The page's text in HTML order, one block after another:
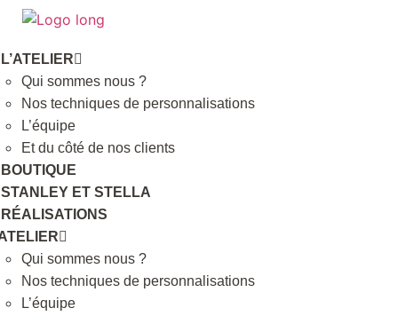
L’ATELIER
Qui sommes nous ?
Nos techniques de personnalisations
L’équipe
Et du côté de nos clients
BOUTIQUE
STANLEY ET STELLA
RÉALISATIONS
Qui sommes nous ?
Nos techniques de personnalisations
L’équipe